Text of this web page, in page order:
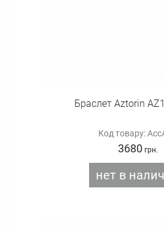
Браслет Aztorin
Код товару:
3680 грн.
нет в